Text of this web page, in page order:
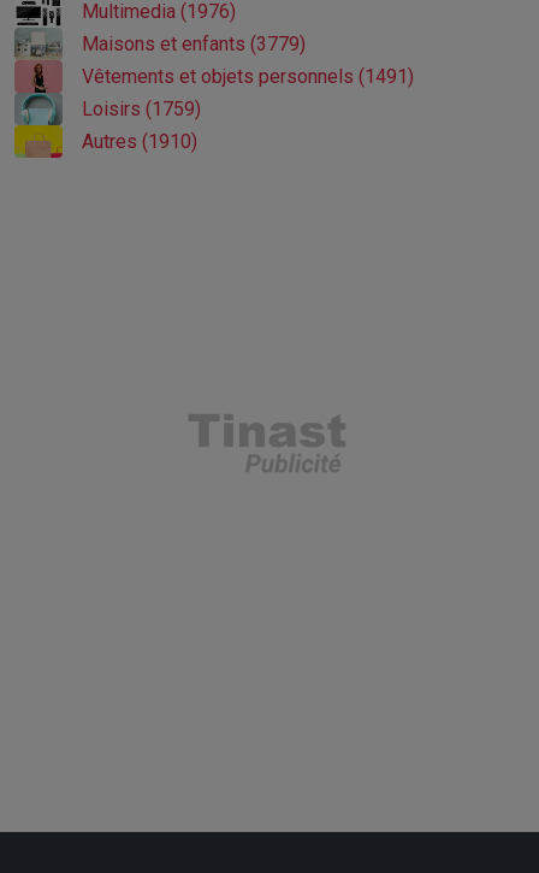
Multimedia (1976)
Maisons et enfants (3779)
Vêtements et objets personnels (1491)
Loisirs (1759)
Autres (1910)